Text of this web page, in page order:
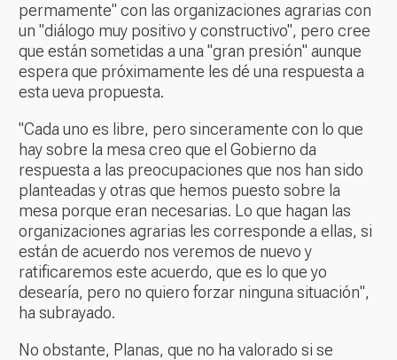
permamente" con las organizaciones agrarias con
un "diálogo muy positivo y constructivo", pero cree
que están sometidas a una "gran presión" aunque
espera que próximamente les dé una respuesta a
esta ueva propuesta.
"Cada uno es libre, pero sinceramente con lo que
hay sobre la mesa creo que el Gobierno da
respuesta a las preocupaciones que nos han sido
planteadas y otras que hemos puesto sobre la
mesa porque eran necesarias. Lo que hagan las
organizaciones agrarias les corresponde a ellas, si
están de acuerdo nos veremos de nuevo y
ratificaremos este acuerdo, que es lo que yo
desearía, pero no quiero forzar ninguna situación",
ha subrayado.
No obstante, Planas, que no ha valorado si se